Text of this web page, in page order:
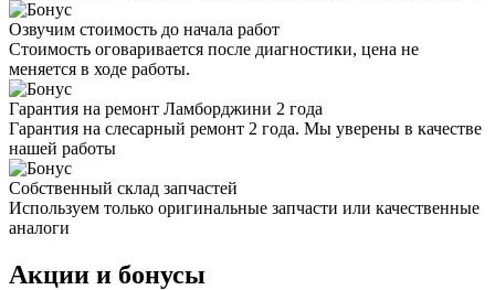
Озвучим стоимость до начала работ
Стоимость оговаривается после диагностики, цена не
меняется в ходе работы.
Гарантия на ремонт Ламборджини 2 года
Гарантия на слесарный ремонт 2 года. Мы уверены в качестве
нашей работы
Собственный склад запчастей
Используем только оригинальные запчасти или качественные
аналоги
Акции и бонусы